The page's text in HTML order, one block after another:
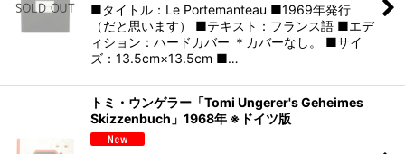
■タイトル：Le Portemanteau ■1969年発行
（だと思います） ■テキスト：フランス語 ■エデ
ィション：ハードカバー ＊カバーなし。 ■サイ
ズ：13.5cm×13.5cm ■…
トミ・ウンゲラー「Tomi Ungerer's Geheimes
Skizzenbuch」1968年 ※ドイツ版